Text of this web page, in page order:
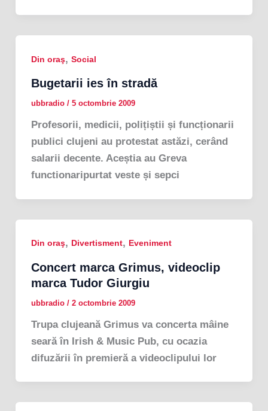
Din oraş, Social
Bugetarii ies în stradă
ubbradio / 5 octombrie 2009
Profesorii, medicii, polițiștii și funcționarii
publici clujeni au protestat astăzi, cerând
salarii decente. Aceștia au Greva
functionaripurtat veste și sepci
Din oraş, Divertisment, Eveniment
Concert marca Grimus, videoclip
marca Tudor Giurgiu
ubbradio / 2 octombrie 2009
Trupa clujeană Grimus va concerta mâine
seară în Irish & Music Pub, cu ocazia
difuzării în premieră a videoclipului lor